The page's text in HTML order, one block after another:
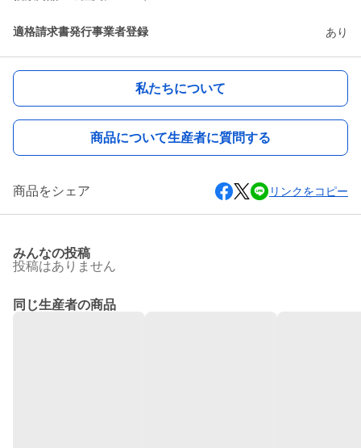
適格請求書発行事業者登録 あり
私たちについて
商品について生産者に質問する
商品をシェア リンクをコピー
みんなの投稿
投稿はありません
同じ生産者の商品